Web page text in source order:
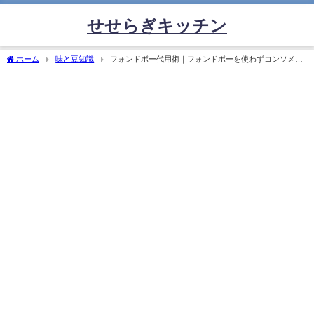
せせらぎキッチン
ホーム 味と豆知識
フォンドボー代用術｜フォンドボーを使わずコンソメや